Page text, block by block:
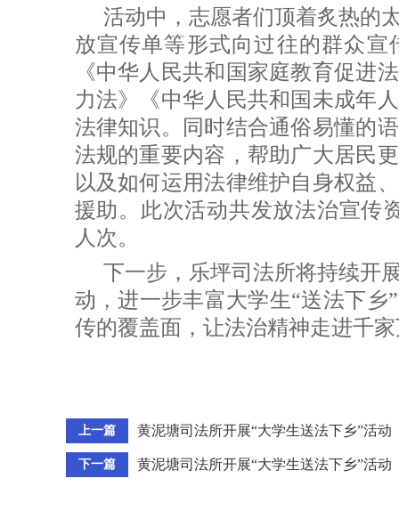
活动中，志愿者们顶着炙热的
放宣传单等形式向过往的群众
《中华人民共和国家庭教育促进
力法》《中华人民共和国未成年
法律知识。同时结合通俗易懂的
法规的重要内容，帮助广大居民
以及如何运用法律维护自身权益
援助。此次活动共发放法治宣传
人次。
下一步，乐坪司法所将持续开
动，进一步丰富大学生“送法下
传的覆盖面，让法治精神走进千
上一篇 黄泥塘司法所开展“大学生送法下乡”活动
下一篇 黄泥塘司法所开展“大学生送法下乡”活动